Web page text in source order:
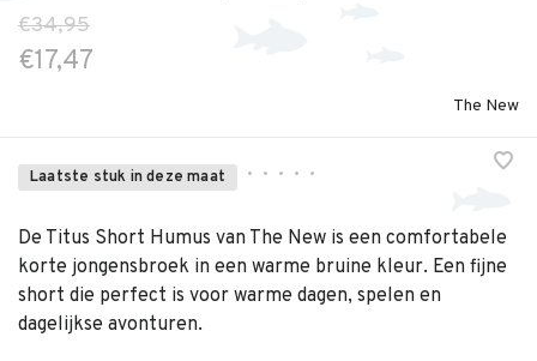
€34,95
€17,47
The New
Laatste stuk in deze maat • • • • •
De Titus Short Humus van The New is een comfortabele
korte jongensbroek in een warme bruine kleur. Een fijne
short die perfect is voor warme dagen, spelen en
dagelijkse avonturen.